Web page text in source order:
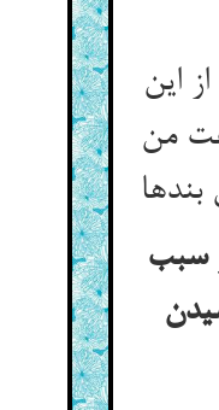
این
من
سبب